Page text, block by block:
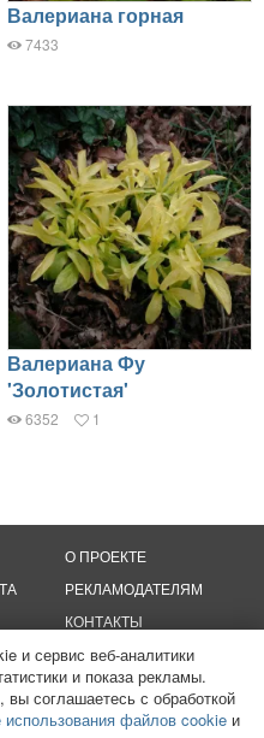
Валериана горная
7433
Валериана Фу
'Золотистая'
6352 1
О ПРОЕКТЕ
РЕКЛАМОДАТЕЛЯМ
КОНТАКТЫ
использования файлов cookie
стандарты
1027806866724
Монетизация
и сервис веб-аналитики
и показа рекламы.
соглашаетесь с обработкой
использования файлов cookieи